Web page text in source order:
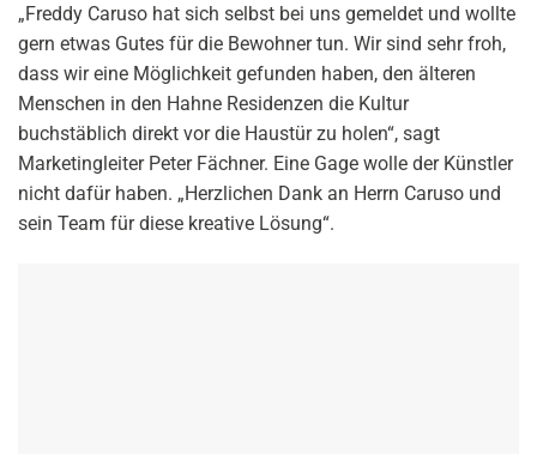
„Freddy Caruso hat sich selbst bei uns gemeldet und wollte
gern etwas Gutes für die Bewohner tun. Wir sind sehr froh,
dass wir eine Möglichkeit gefunden haben, den älteren
Menschen in den Hahne Residenzen die Kultur
buchstäblich direkt vor die Haustür zu holen“, sagt
Marketingleiter Peter Fächner. Eine Gage wolle der Künstler
nicht dafür haben. „Herzlichen Dank an Herrn Caruso und
sein Team für diese kreative Lösung“.